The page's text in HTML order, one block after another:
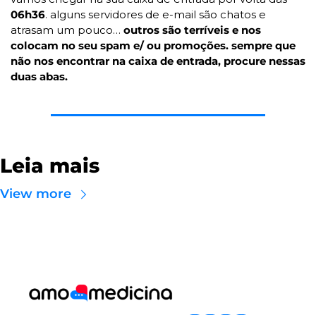
06h36. alguns servidores de e-mail são chatos e
atrasam um pouco… outros são terríveis e nos
colocam no seu spam e/ ou promoções. sempre que
não nos encontrar na caixa de entrada, procure nessas
duas abas.
Leia mais
View more